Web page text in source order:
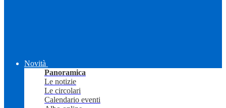
Novità
Panoramica
Le notizie
Le circolari
Calendario eventi